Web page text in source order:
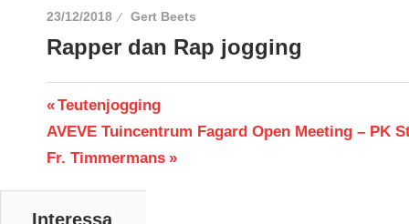
23/12/2018 Gert Beets
Rapper dan Rap jogging
Berichtnavigatie
Previous
Post:
Teutenjogging
Next
Post:
AVEVE Tuincentrum Fagard Open Meeting – PK
Fr. Timmermans
Interessa